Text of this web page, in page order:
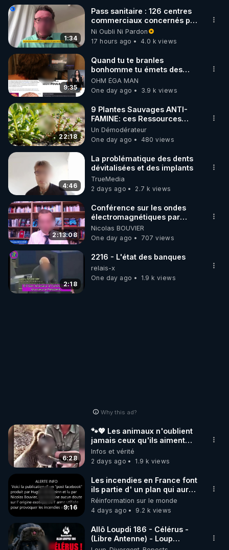
1:34
Pass sanitaire : 126 centres
commerciaux concernés par
l'obligation dans toute la
France
Ni Oubli Ni Pardon
17 hours ago
4.0 k views
9:35
Quand tu te branles
bonhomme tu émets des
ondes ils ont juste omis de
t'expliquer
OHM ÉGA MAN
One day ago
3.9 k views
22:18
9 Plantes Sauvages ANTI-
FAMINE: ces Ressources
JARDIN&des Haies
Un Démodérateur
One day ago
480 views
4:46
La problématique des dents
dévitalisées et des implants
TrueMedia
2 days ago
2.7 k views
2:13:08
Conférence sur les ondes
électromagnétiques par
Grégoire Caustru et Bart de
Wever !
Nicolas BOUVIER
One day ago
707 views
2:18
2216 - L'état des banques
relais-x
One day ago
1.9 k views
Why this ad?
6:28
🐾💖 Les animaux n'oublient
jamais ceux qu'ils aiment…
🥹❤️
Infos et vérité
2 days ago
1.9 k views
9:16
Les incendies en France font
ils partie d' un plan qui aurait
débuté le 11 septembre 2001
?
Réinformation sur le monde
4 days ago
9.2 k views
Allô Loupdi 186 - Célérus -
(Libre Antenne) - Loup
Divergent 2026.08.06